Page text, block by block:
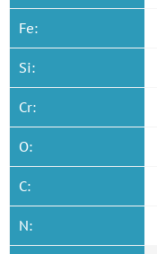
Fe:
Si:
Cr:
O:
C:
N: